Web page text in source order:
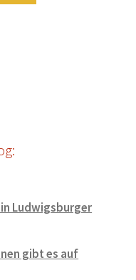
Ludwigsburger
gibt es auf